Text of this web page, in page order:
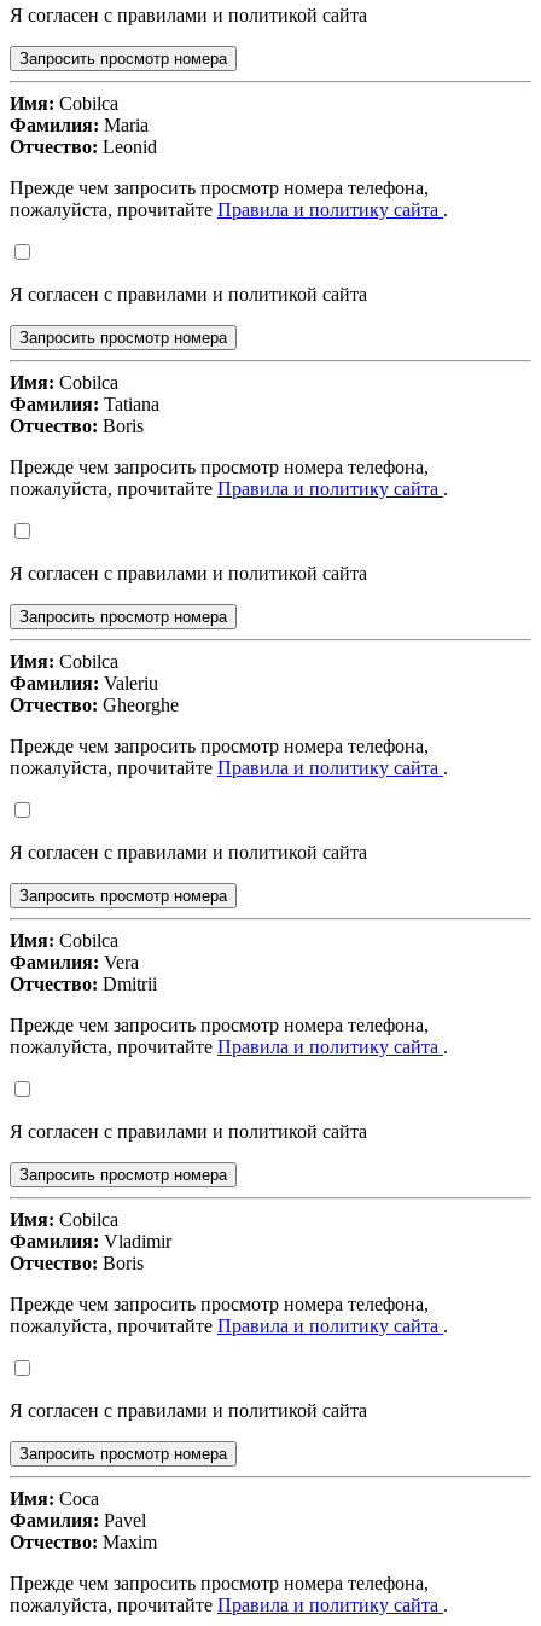
Я согласен с правилами и политикой сайта
Запросить просмотр номера
Имя: Cobilca
Фамилия: Maria
Отчество: Leonid
Прежде чем запросить просмотр номера телефона,
пожалуйста, прочитайте Правила и политику сайта .
Я согласен с правилами и политикой сайта
Запросить просмотр номера
Имя: Cobilca
Фамилия: Tatiana
Отчество: Boris
Прежде чем запросить просмотр номера телефона,
пожалуйста, прочитайте Правила и политику сайта .
Я согласен с правилами и политикой сайта
Запросить просмотр номера
Имя: Cobilca
Фамилия: Valeriu
Отчество: Gheorghe
Прежде чем запросить просмотр номера телефона,
пожалуйста, прочитайте Правила и политику сайта .
Я согласен с правилами и политикой сайта
Запросить просмотр номера
Имя: Cobilca
Фамилия: Vera
Отчество: Dmitrii
Прежде чем запросить просмотр номера телефона,
пожалуйста, прочитайте Правила и политику сайта .
Я согласен с правилами и политикой сайта
Запросить просмотр номера
Имя: Cobilca
Фамилия: Vladimir
Отчество: Boris
Прежде чем запросить просмотр номера телефона,
пожалуйста, прочитайте Правила и политику сайта .
Я согласен с правилами и политикой сайта
Запросить просмотр номера
Имя: Coca
Фамилия: Pavel
Отчество: Maxim
Прежде чем запросить просмотр номера телефона,
пожалуйста, прочитайте Правила и политику сайта .